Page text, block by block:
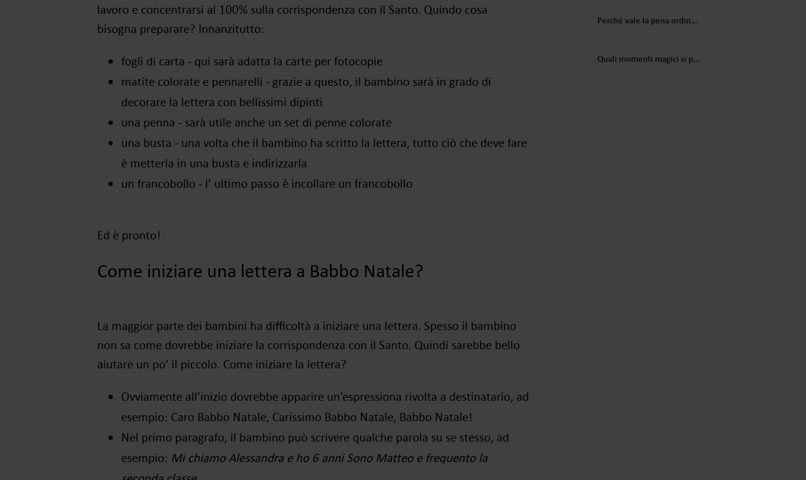
lavoro e concentrarsi al 100% sulla corrispondenza con il Santo. Quindo cosa
bisogna preparare? Innanzitutto:
fogli di carta ‒ qui sarà adatta la carte per fotocopie
matite colorate e pennarelli ‒ grazie a questo, il bambino sarà in grado di
decorare la lettera con bellissimi dipinti
una penna ‒ sarà utile anche un set di penne colorate
una busta ‒ una volta che il bambino ha scritto la lettera, tutto ciò che deve fare
è metterla in una busta e indirizzarla
un francobollo ‒ l’ ultimo passo è incollare un francobollo
Ed è pronto!
Come iniziare una lettera a Babbo Natale?
La maggior parte dei bambini ha difficoltà a iniziare una lettera. Spesso il bambino
non sa come dovrebbe iniziare la corrispondenza con il Santo. Quindi sarebbe bello
aiutare un po’ il piccolo. Come iniziare la lettera?
Ovviamente all’inizio dovrebbe apparire un’espressiona rivolta a destinatario, ad
esempio: Caro Babbo Natale, Carissimo Babbo Natale, Babbo Natale!
Nel primo paragrafo, il bambino può scrivere qualche parola su se stesso, ad
esempio: Mi chiamo Alessandra e ho 6 anniSono Matteo e frequento la
Perché vale la pena ordinare un video di Babbo Natale come regalo per un bambino?
Quali momenti magici si possono creare con una lettera di Babbo Natale?